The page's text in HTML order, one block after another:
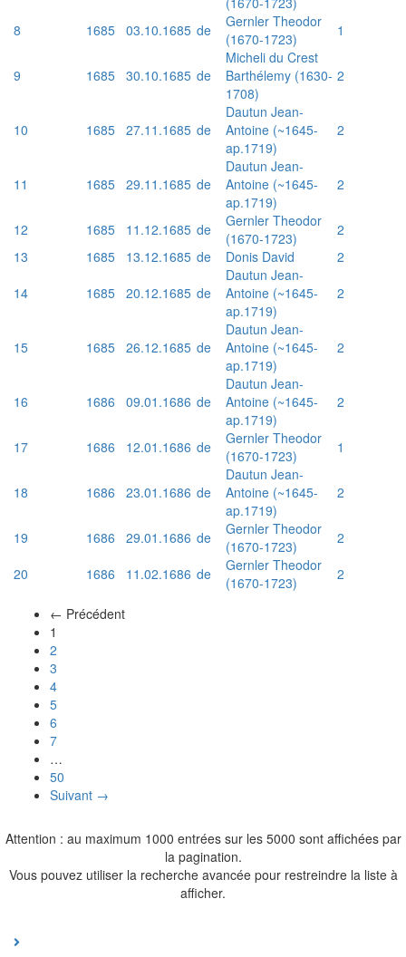
8
1685 03.10.1685 de
Gernler Theodor
(1670-1723)
1
9 1685 30.10.1685 de
Micheli du Crest
Barthélemy (1630-
1708)
2
10 1685 27.11.1685 de
Dautun Jean-
Antoine (~1645-
ap.1719)
2
11 1685 29.11.1685 de
Dautun Jean-
Antoine (~1645-
ap.1719)
2
12 1685 11.12.1685 de
Gernler Theodor
(1670-1723)
2
13
1685 13.12.1685 de Donis David
2
14
1685 20.12.1685 de
Dautun Jean-
Antoine (~1645-
ap.1719)
2
15 1685 26.12.1685 de
Dautun Jean-
Antoine (~1645-
ap.1719)
2
16 1686 09.01.1686 de
Dautun Jean-
Antoine (~1645-
ap.1719)
2
17 1686 12.01.1686 de
Gernler Theodor
(1670-1723)
1
18 1686 23.01.1686 de
Dautun Jean-
Antoine (~1645-
ap.1719)
2
19 1686 29.01.1686 de
Gernler Theodor
(1670-1723)
2
20
1686 11.02.1686 de
Gernler Theodor
(1670-1723)
2
← Précédent
1
2
3
4
5
6
7
…
50
Suivant →
Attention : au maximum 1000 entrées sur les 5000 sont affichées par
la pagination.
Vous pouvez utiliser la recherche avancée pour restreindre la liste à
afficher.